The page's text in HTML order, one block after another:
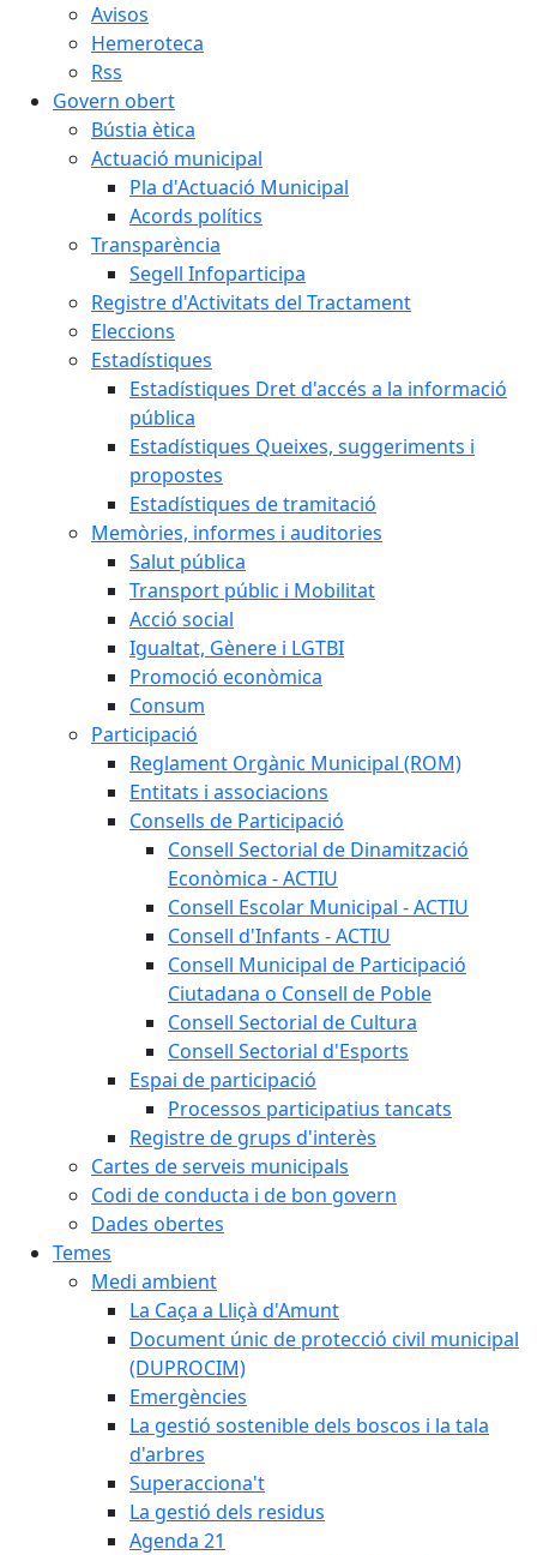
Avisos
Hemeroteca
Rss
Govern obert
Bústia ètica
Actuació municipal
Pla d'Actuació Municipal
Acords polítics
Transparència
Segell Infoparticipa
Registre d'Activitats del Tractament
Eleccions
Estadístiques
Estadístiques Dret d'accés a la informació
pública
Estadístiques Queixes, suggeriments i
propostes
Estadístiques de tramitació
Memòries, informes i auditories
Salut pública
Transport públic i Mobilitat
Acció social
Igualtat, Gènere i LGTBI
Promoció econòmica
Consum
Participació
Reglament Orgànic Municipal (ROM)
Entitats i associacions
Consells de Participació
Consell Sectorial de Dinamització
Econòmica - ACTIU
Consell Escolar Municipal - ACTIU
Consell d'Infants - ACTIU
Consell Municipal de Participació
Ciutadana o Consell de Poble
Consell Sectorial de Cultura
Consell Sectorial d'Esports
Espai de participació
Processos participatius tancats
Registre de grups d'interès
Cartes de serveis municipals
Codi de conducta i de bon govern
Dades obertes
Temes
Medi ambient
La Caça a Lliçà d'Amunt
Document únic de protecció civil municipal
(DUPROCIM)
Emergències
La gestió sostenible dels boscos i la tala
d'arbres
Superacciona't
La gestió dels residus
Agenda 21